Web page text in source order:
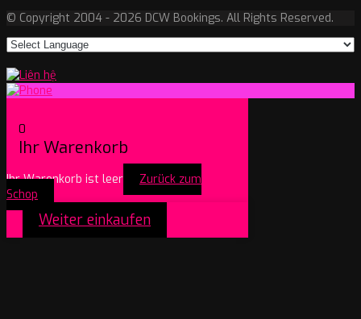
© Copyright 2004 - 2026 DCW Bookings. All Rights Reserved.
0
Ihr Warenkorb
Ihr Warenkorb ist leer
Zurück zum
Schop
Weiter einkaufen